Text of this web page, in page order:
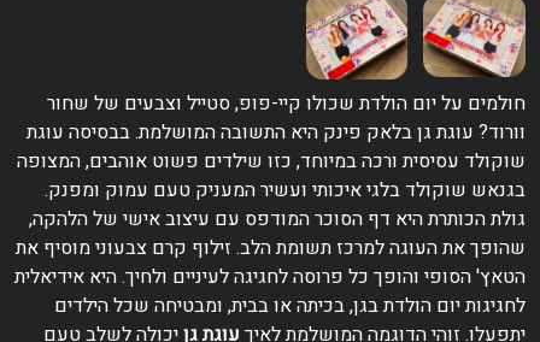
חולמים על יום הולדת שכולו קיי-פופ, סטייל וצבעים של שחור
וורוד? עוגת גן בלאק פינק היא התשובה המושלמת. בבסיסה עוגת
שוקולד עסיסית ורכה במיוחד, כזו שילדים פשוט אוהבים, המצופה
בגנאש שוקולד בלגי איכותי ועשיר המעניק טעם עמוק ומפנק.
גולת הכותרת היא דף הסוכר המודפס עם עיצוב אישי של הלהקה,
שהופך את העוגה למרכז תשומת הלב. זילוף קרם צבעוני מוסיף את
הטאץ' הסופי והופך כל פרוסה לחגיגה לעיניים ולחיך. היא אידיאלית
לחגיגות יום הולדת בגן, בכיתה או בבית, ומבטיחה שכל הילדים
יתפעלו. זוהי הדוגמה המושלמת לאיךעוגת גןיכולה לשלב טעם